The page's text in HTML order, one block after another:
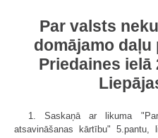
Par valsts
domājamo daļu
Priedaines ielā
1. Saskaņā ar likuma
atsavināšanas kārtību"